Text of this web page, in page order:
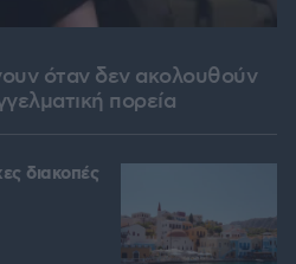
όταν δεν ακολουθούν
πορεία
διακοπές